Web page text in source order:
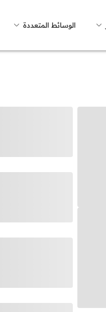
الوسائط المتعددة